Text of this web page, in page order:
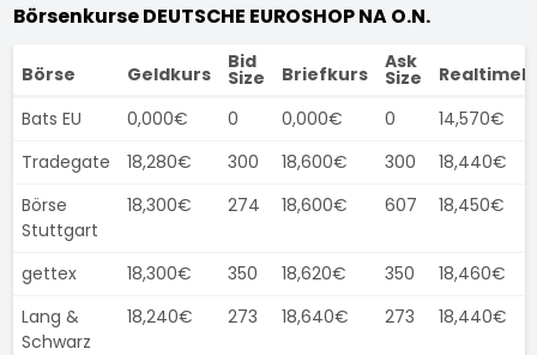
Börsenkurse DEUTSCHE EUROSHOP NA O.N.
Börse Geldkurs
Bid
Size Briefkurs
Ask
Size
Bats EU
0,000€ 0 0,000€ 0
14,570€
Tradegate
18,280€ 300 18,600€ 300
18,440€
Börse
Stuttgart
18,300€ 274 18,600€ 607 18,450€
gettex 18,300€ 350 18,620€ 350
18,460€
Lang &
Schwarz
18,240€ 273 18,640€ 273 18,440€